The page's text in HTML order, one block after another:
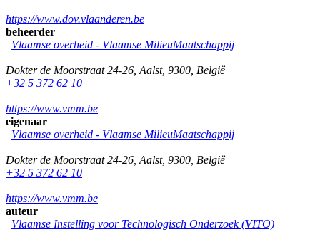
https://www.dov.vlaanderen.be
beheerder
Vlaamse overheid - Vlaamse MilieuMaatschappij
Dokter de Moorstraat 24-26 Aalst, 9300 België
+32 5 372 62 10
https://www.vmm.be
eigenaar
Vlaamse overheid - Vlaamse MilieuMaatschappij
Dokter de Moorstraat 24-26 Aalst, 9300 België
+32 5 372 62 10
https://www.vmm.be
auteur
Vlaamse Instelling voor Technologisch Onderzoek (VITO)